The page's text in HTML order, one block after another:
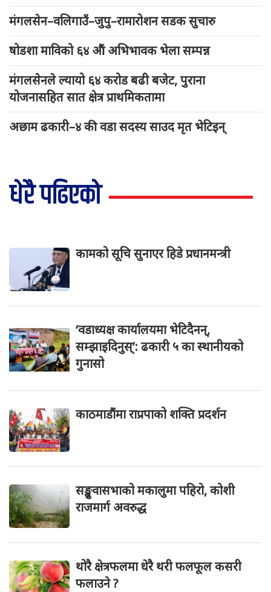
मंगलसेन–वलिगाउँ–जुपु–रामारोशन सडक सुचारु
षोडशा माविको ६४ औं अभिभावक भेला सम्पन्न
मंगलसेनले ल्यायो ६४ करोड बढी बजेट, पुराना
योजनासहित सात क्षेत्र प्राथमिकतामा
अछाम ढकारी–४ की वडा सदस्य साउद मृत भेटिइन्
धेरै पढिएको
कामको सूचि सुनाएर हिडे प्रधानमन्त्री
‘वडाध्यक्ष कार्यालयमा भेटिदैनन्,
सम्झाइदिनुस्’: ढकारी ५ का स्थानीयको
गुनासो
काठमाडौंमा राप्रपाको शक्ति प्रदर्शन
सङ्खुवासभाको मकालुमा पहिरो, कोशी
राजमार्ग अवरुद्ध
थोरै क्षेत्रफलमा धेरै थरी फलफूल कसरी
फलाउने ?